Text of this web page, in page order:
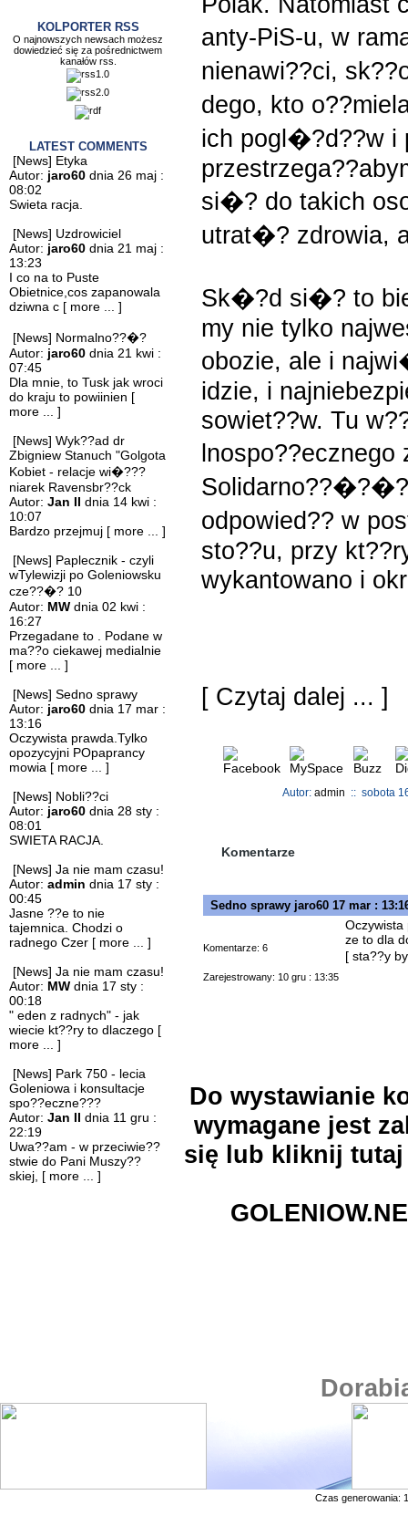
KOLPORTER RSS
O najnowszych newsach możesz
dowiedzieć się za pośrednictwem
kanałów rss.
LATEST COMMENTS
[News] Etyka
Autor: jaro60 dnia 26 maj :
08:02
Swieta racja.
[News] Uzdrowiciel
Autor: jaro60 dnia 21 maj :
13:23
I co na to Puste
Obietnice,cos zapanowala
dziwna c [ more ... ]
[News] Normalno??�?
Autor: jaro60 dnia 21 kwi :
07:45
Dla mnie, to Tusk jak wroci
do kraju to powiinien [
more ... ]
[News] Wyk??ad dr
Zbigniew Stanuch "Golgota
Kobiet - relacje wi�???
niarek Ravensbr??ck
Autor: Jan II dnia 14 kwi :
10:07
Bardzo przejmuj [ more ... ]
[News] Paplecznik - czyli
wTylewizji po Goleniowsku
cze??�? 10
Autor: MW dnia 02 kwi :
16:27
Przegadane to . Podane w
ma??o ciekawej medialnie
[ more ... ]
[News] Sedno sprawy
Autor: jaro60 dnia 17 mar :
13:16
Oczywista prawda.Tylko
opozycyjni POpaprancy
mowia [ more ... ]
[News] Nobli??ci
Autor: jaro60 dnia 28 sty :
08:01
SWIETA RACJA.
[News] Ja nie mam czasu!
Autor: admin dnia 17 sty :
00:45
Jasne ??e to nie
tajemnica. Chodzi o
radnego Czer [ more ... ]
[News] Ja nie mam czasu!
Autor: MW dnia 17 sty :
00:18
" eden z radnych" - jak
wiecie kt??ry to dlaczego [
more ... ]
[News] Park 750 - lecia
Goleniowa i konsultacje
spo??eczne???
Autor: Jan II dnia 11 gru :
22:19
Uwa??am - w przeciwie??
stwie do Pani Muszy??
skiej, [ more ... ]
anty-PiS-u, w
nienawi??ci,
dego, kto
ich pogl�?d??w i
si�? do takich
utrat�? zdrowia,
Sk�?d si�? to
my nie tylko
obozie, ale i
idzie, i
sowiet??w. Tu
odpowied?? w
sto??u, przy
wykantowano i
[ Czytaj dalej ... ]
Autor: admin :: sobota
Komentarze
Sedno sprawy jaro60 17 mar :
Komentarze: 6
Zarejestrowany: 10 gru : 13:35
Oczywista
ze to dla
[ sta??y
Do wystawianie
wymagane jest
się lub kliknij tutaj
Czas generowania: